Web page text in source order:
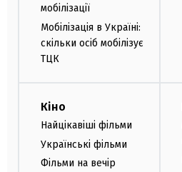
мобілізації
Мобілізація в Україні:
скільки осіб мобілізує
ТЦК
Кіно
Найцікавіші фільми
Українські фільми
Фільми на вечір